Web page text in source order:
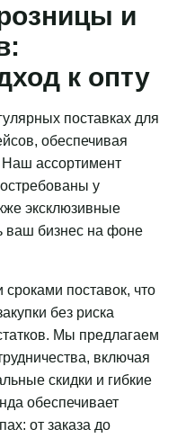
и
к опту
поставках для
обеспечивая
ассортимент
у
эксклюзивные
ваш бизнес на фоне
поставок, что
без риска
Мы предлагаем
включая
скидки и гибкие
обеспечивает
от заказа до